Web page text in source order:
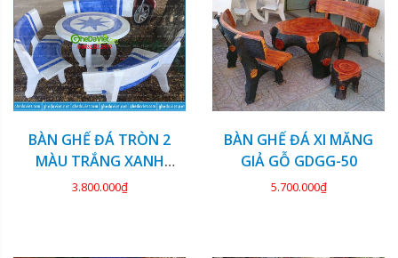
BÀN GHẾ ĐÁ TRÒN 2
MÀU TRẮNG XANH
DƯƠNG GDCV-113
3.800.000₫
BÀN GHẾ ĐÁ XI MĂNG
GIẢ GỖ GDGG-50
5.700.000₫